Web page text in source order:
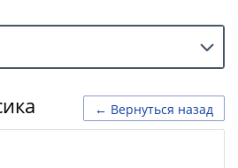
← Вернуться назад